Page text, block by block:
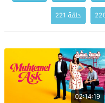
حلقة 221
02:14:19